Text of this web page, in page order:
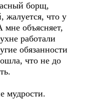
борщ,
жалуется, что у
мне объясняет,
работали
обязанности
что не до
мудрости.